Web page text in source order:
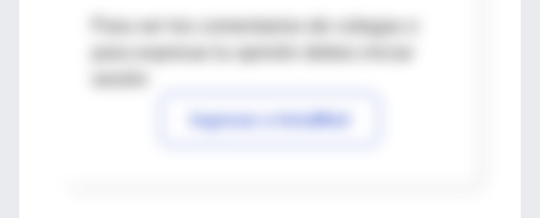
Para ver los comentarios de colegas o
Ingresar a IntraMed